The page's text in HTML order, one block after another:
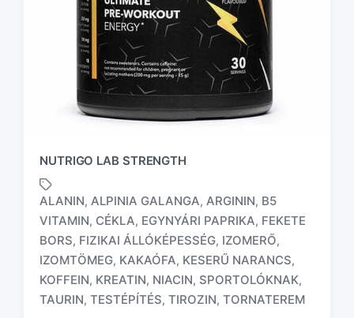
NUTRIGO LAB STRENGTH
a
g
g
ALANIN, ALPINIA GALANGA, ARGININ, B5
VITAMIN, CÉKLA, EGYNYÁRI PAPRIKA, FEKETE
BORS, FIZIKAI ÁLLÓKÉPESSÉG, IZOMERŐ,
IZOMTÖMEG, KAKAÓFA, KESERŰ NARANCS,
KOFFEIN, KREATIN, NIACIN, SPORTOLÓKNAK,
TAURIN, TESTÉPÍTÉS, TIROZIN, TORNATEREM